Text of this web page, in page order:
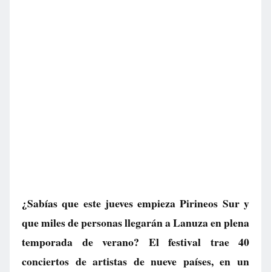
¿Sabías que este jueves empieza Pirineos Sur y
que miles de personas llegarán a Lanuza en plena
temporada de verano? El festival trae 40
conciertos de artistas de nueve países, en un